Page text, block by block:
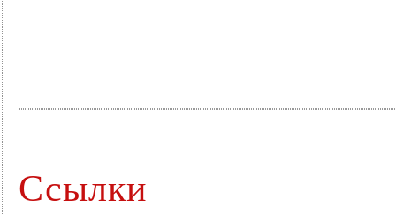
Ссылки